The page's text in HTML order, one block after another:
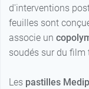
d'interventions
feuilles sont
associe un
soudés sur du film
Les pastilles